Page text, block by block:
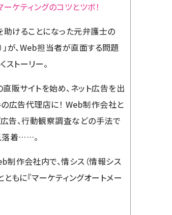
ケティングのコツとツボ！
けることになった元弁護士の
」が、Web担当者が直面する問題
トーリー。
販サイトを始め、ネット広告を出
広告代理店に！ Web制作会社と
広告、行動観察調査などの手法で
落着……。
制作会社内で、情シス（情報シス
もに『マーケティングオートメー